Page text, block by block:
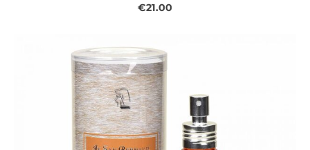
€21.00